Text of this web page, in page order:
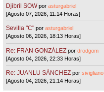
Djibril SOW porasturgabriel
[Agosto 07, 2026, 11:14 Horas]
Sevilla "C"porasturgabriel
[Agosto 06, 2026, 18:13 Horas]
Re: FRAN GONZÁLEZ pordrodgom
[Agosto 04, 2026, 22:33 Horas]
Re: JUANLU SÁNCHEZ porsivigliano
[Agosto 04, 2026, 21:14 Horas]